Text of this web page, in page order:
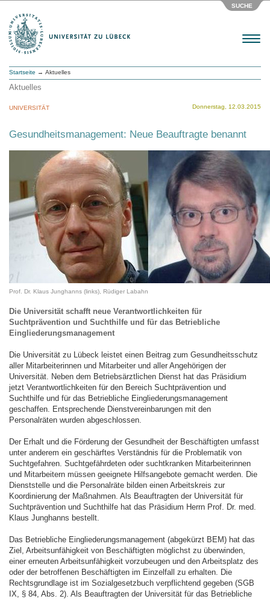
SUCHE
Menu
Startseite → Aktuelles
Aktuelles
Donnerstag, 12.03.2015
UNIVERSITÄT
Gesundheitsmanagement: Neue Beauftragte benannt
Prof. Dr. Klaus Junghanns (links), Rüdiger Labahn
Die Universität schafft neue Verantwortlichkeiten für
Suchtprävention und Suchthilfe und für das Betriebliche
Eingliederungsmanagement
Die Universität zu Lübeck leistet einen Beitrag zum Gesundheitsschutz
aller Mitarbeiterinnen und Mitarbeiter und aller Angehörigen der
Universität. Neben dem Betriebsärztlichen Dienst hat das Präsidium
jetzt Verantwortlichkeiten für den Bereich Suchtprävention und
Suchthilfe und für das Betriebliche Eingliederungsmanagement
geschaffen. Entsprechende Dienstvereinbarungen mit den
Personalräten wurden abgeschlossen.
Der Erhalt und die Förderung der Gesundheit der Beschäftigten umfasst
unter anderem ein geschärftes Verständnis für die Problematik von
Suchtgefahren. Suchtgefährdeten oder suchtkranken Mitarbeiterinnen
und Mitarbeitern müssen geeignete Hilfsangebote gemacht werden. Die
Dienststelle und die Personalräte bilden einen Arbeitskreis zur
Koordinierung der Maßnahmen. Als Beauftragten der Universität für
Suchtprävention und Suchthilfe hat das Präsidium Herrn Prof. Dr. med.
Klaus Junghanns bestellt.
Das Betriebliche Eingliederungsmanagement (abgekürzt BEM) hat das
Ziel, Arbeitsunfähigkeit von Beschäftigten möglichst zu überwinden,
einer erneuten Arbeitsunfähigkeit vorzubeugen und den Arbeitsplatz des
oder der betroffenen Beschäftigten im Einzelfall zu erhalten. Die
Rechtsgrundlage ist im Sozialgesetzbuch verpflichtend gegeben (SGB
IX, § 84, Abs. 2). Als Beauftragten der Universität für das Betriebliche